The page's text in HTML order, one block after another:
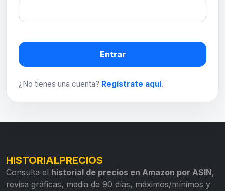
Entrar
¿No tienes una cuenta? Regístrate aquí.
HISTORIALPRECIOS
Consulta el historial de precios en Amazon por ASIN,
revisa gráficas, media de 90 días, máximos/mínimos y